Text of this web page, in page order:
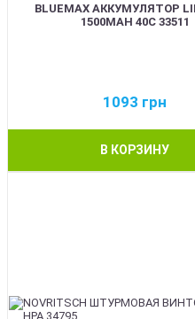
BLUEMAX АККУМУЛЯТОР
1500MAH 40C 33511
1093 грн
В КОРЗИНУ